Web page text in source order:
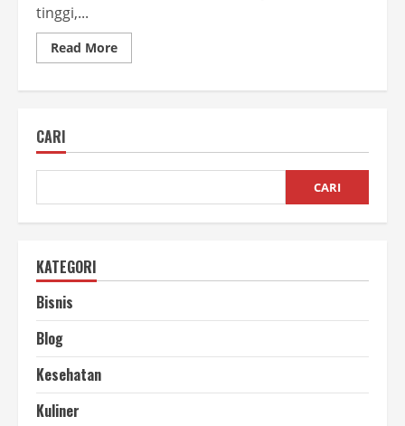
tinggi,...
Read MoreRead
more
Bagus
Adem
hari
CARI
CARI
KATEGORI
Bisnis
Blog
Kesehatan
Kuliner